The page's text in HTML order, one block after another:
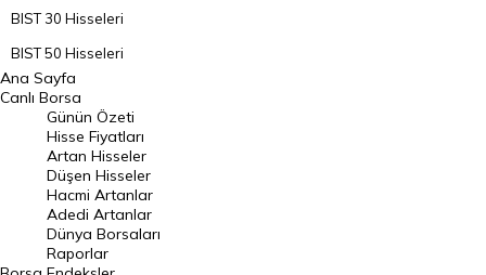
BIST 30 Hisseleri
BIST 50 Hisseleri
BIST 100 Hisseleri
En Çok Artan Hisseler
En Çok Düşen Hisseler
Hacmi Artanlar
Geçmiş Kapanışlar
Dünya Borsaları
Ana Sayfa
Canlı Borsa
Günün Özeti
Hisse Fiyatları
Artan Hisseler
Düşen Hisseler
Hacmi Artanlar
Adedi Artanlar
Dünya Borsaları
Raporlar